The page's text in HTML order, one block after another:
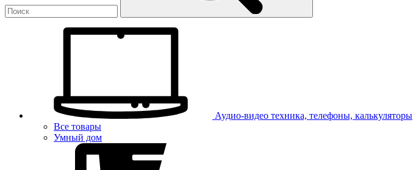
Аудио-видео техника, телефоны, калькуляторы
Все товары
Умный дом